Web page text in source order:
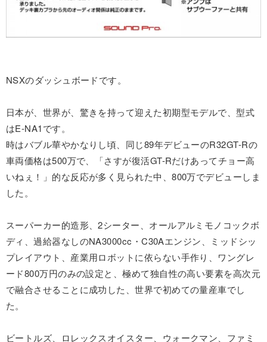
NSXのダッシュボードです。
日本が、世界が、驚きを持って迎えた初期型モデルで、型式
はE-NA1です。
時はバブル華やかなりし頃、同じ89年デビューのR32GT-Rの
車両価格は500万で、「さすが復活GT-Rだけあってチョー高
いねぇ！」的な反応が多く見られた中、800万でデビューしま
した。
スーパーカー的造形、2シーター、オールアルミモノコックボ
ディ、過給器なしのNA3000cc・C30Aエンジン、ミッドシッ
プレイアウト、産業用ロボットに依らない手作り、ワングレ
ード800万円のみの設定と、極めて独自性の高い要素を高次元
で融合させることに成功した、世界で初めての量産車でし
た。
ビートルズ、ロレックスオイスター、ウォークマン、ファミ